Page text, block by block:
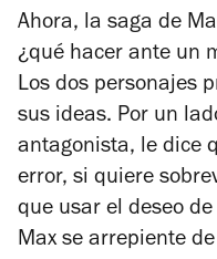
Ahora, la saga de
¿qué hacer ante un
Los dos personajes
sus ideas. Por un
antagonista, le dice
error, si quiere
que usar el deseo
Max se arrepiente